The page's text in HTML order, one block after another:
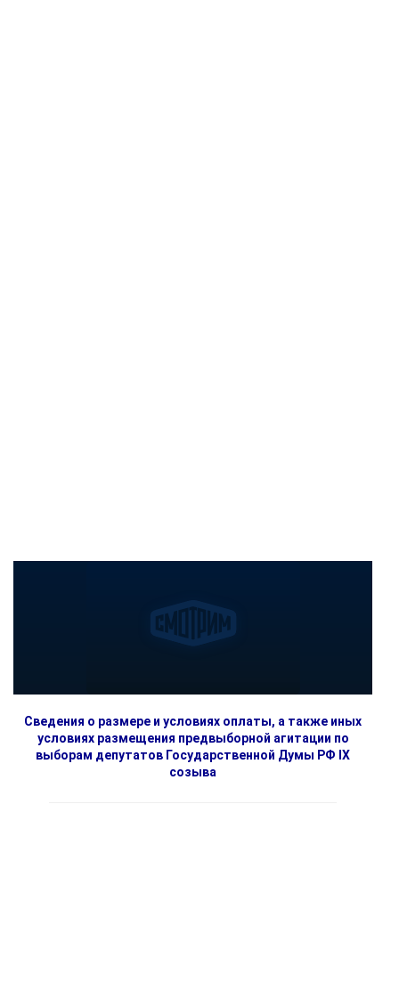
Сведения о размере и условиях оплаты, а также иных
условиях размещения предвыборной агитации по
выборам депутатов Государственной Думы РФ IX
созыва